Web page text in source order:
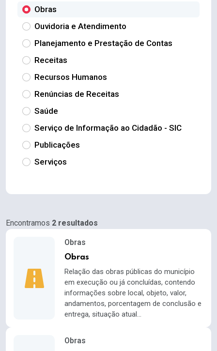
Obras
Ouvidoria e Atendimento
Planejamento e Prestação de Contas
Receitas
Recursos Humanos
Renúncias de Receitas
Saúde
Serviço de Informação ao Cidadão - SIC
Publicações
Serviços
Encontramos 2 resultados
Obras
Obras
Relação das obras públicas do município
em execução ou já concluídas, contendo
informações sobre local, objeto, valor,
andamentos, porcentagem de conclusão e
entrega, situação atual...
Obras